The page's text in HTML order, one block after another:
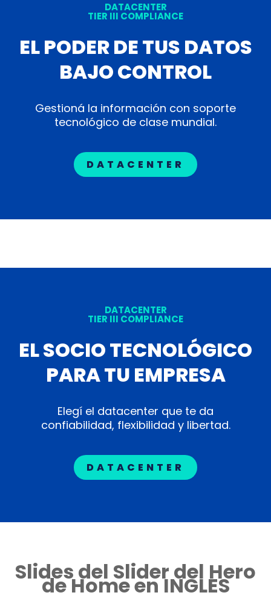
DATACENTER
TIER III COMPLIANCE
EL PODER DE TUS DATOS
BAJO CONTROL
Gestioná la información con soporte
tecnológico de clase mundial.
DATACENTER
DATACENTER
TIER III COMPLIANCE
EL SOCIO TECNOLÓGICO
PARA TU EMPRESA
Elegí el datacenter que te da
confiabilidad, flexibilidad y libertad.
DATACENTER
Slides del Slider del Hero
de Home en INGLES